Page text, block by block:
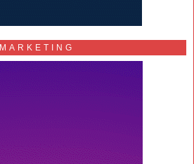
MARKETING